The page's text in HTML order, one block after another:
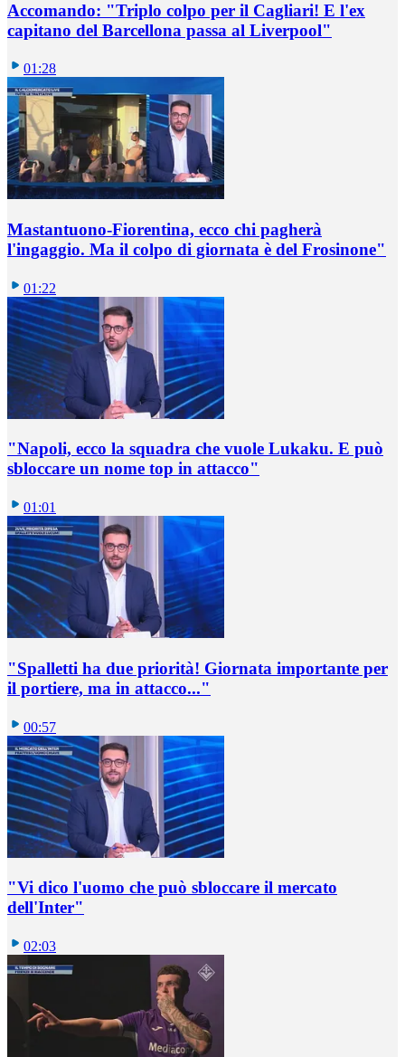
Accomando: "Triplo colpo per il Cagliari! E l'ex
capitano del Barcellona passa al Liverpool"
01:28
Mastantuono-Fiorentina, ecco chi pagherà
l'ingaggio. Ma il colpo di giornata è del Frosinone"
01:22
"Napoli, ecco la squadra che vuole Lukaku. E può
sbloccare un nome top in attacco"
01:01
"Spalletti ha due priorità! Giornata importante per
il portiere, ma in attacco..."
00:57
"Vi dico l'uomo che può sbloccare il mercato
dell'Inter"
02:03